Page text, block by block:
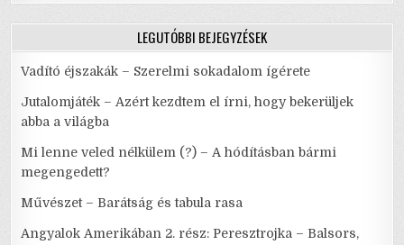
LEGUTÓBBI BEJEGYZÉSEK
Vadító éjszakák – Szerelmi sokadalom ígérete
Jutalomjáték – Azért kezdtem el írni, hogy bekerüljek
abba a világba
Mi lenne veled nélkülem (?) – A hódításban bármi
megengedett?
Művészet – Barátság és tabula rasa
Angyalok Amerikában 2. rész: Peresztrojka – Balsors,